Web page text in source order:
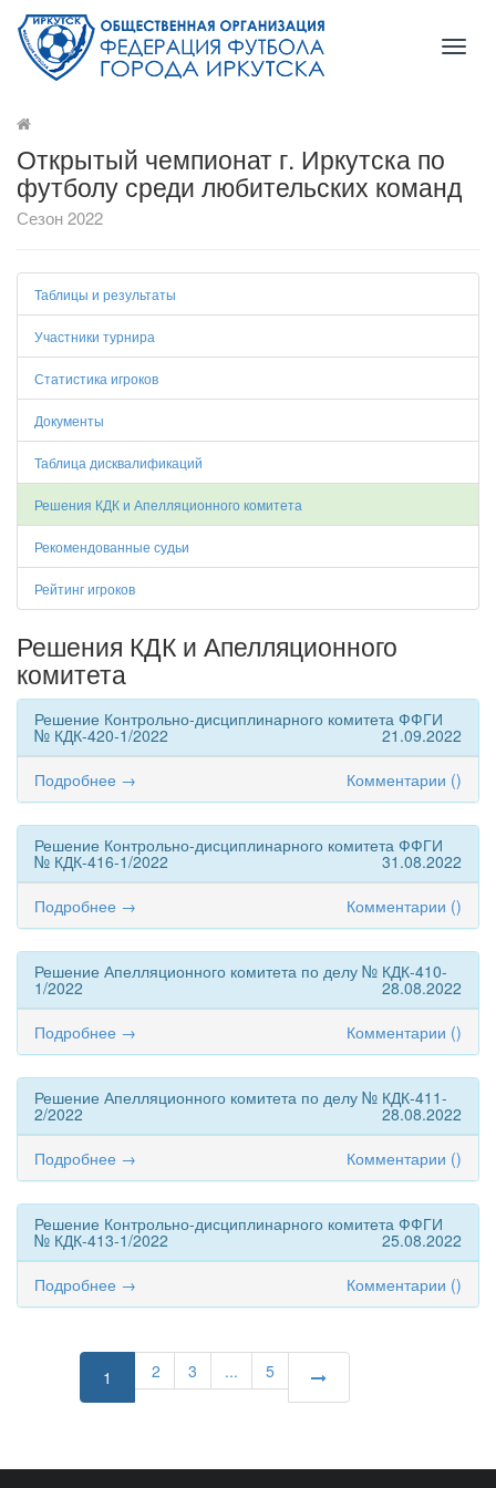
Открытый чемпионат г. Иркутска по
футболу среди любительских команд
Сезон 2022
Таблицы и результаты
Участники турнира
Статистика игроков
Документы
Таблица дисквалификаций
Решения КДК и Апелляционного комитета
Рекомендованные судьи
Рейтинг игроков
Решения КДК и Апелляционного
комитета
Решение Контрольно-дисциплинарного комитета ФФГИ
№ КДК-420-1/2022
21.09.2022
Подробнее →
Комментарии ()
Решение Контрольно-дисциплинарного комитета ФФГИ
№ КДК-416-1/2022
31.08.2022
Подробнее →
Комментарии ()
Решение Апелляционного комитета по делу № КДК-410-
1/2022
28.08.2022
Подробнее →
Комментарии ()
Решение Апелляционного комитета по делу № КДК-411-
2/2022
28.08.2022
Подробнее →
Комментарии ()
Решение Контрольно-дисциплинарного комитета ФФГИ
№ КДК-413-1/2022
25.08.2022
Подробнее →
Комментарии ()
1 2 3 ... 5